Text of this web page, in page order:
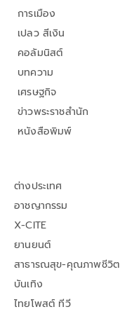
การเมือง
เปลว สีเงิน
คอลัมนิสต์
บทความ
เศรษฐกิจ
ข่าวพระราชสำนัก
หนังสือพิมพ์
ต่างประเทศ
อาชญากรรม
X-CITE
ยานยนต์
สาธารณสุข-คุณภาพชีวิต
บันเทิง
ไทยโพสต์ ทีวี